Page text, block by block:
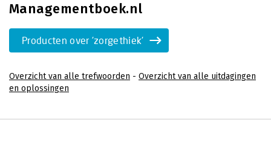
Managementboek.nl
Producten over 'zorgethiek'
Overzicht van alle trefwoorden - Overzicht van alle uitdagingen
en oplossingen